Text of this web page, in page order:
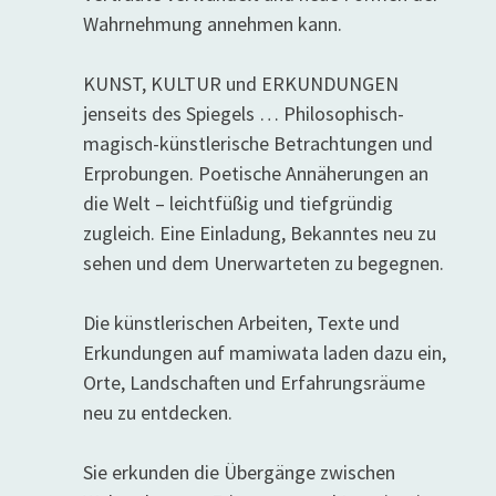
Wahrnehmung annehmen kann.
KUNST, KULTUR und ERKUNDUNGEN
jenseits des Spiegels … Philosophisch-
magisch-künstlerische Betrachtungen und
Erprobungen. Poetische Annäherungen an
die Welt – leichtfüßig und tiefgründig
zugleich. Eine Einladung, Bekanntes neu zu
sehen und dem Unerwarteten zu begegnen.
Die künstlerischen Arbeiten, Texte und
Erkundungen auf mamiwata laden dazu ein,
Orte, Landschaften und Erfahrungsräume
neu zu entdecken.
Sie erkunden die Übergänge zwischen